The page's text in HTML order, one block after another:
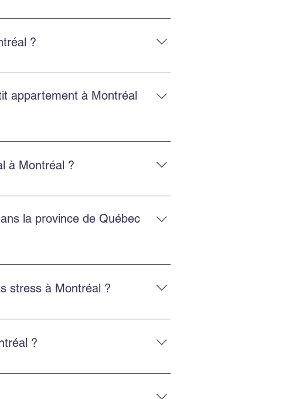
l’entreposage sécurisé et la location
?
prix et un service fiable.
appartement à Montréal
avec un service adapté et
à Montréal ?
et la protection des biens, avec
la province de Québec
autres régions.
stress à Montréal ?
utilisez nos services d’emballage ou
?
un déménagement efficace.